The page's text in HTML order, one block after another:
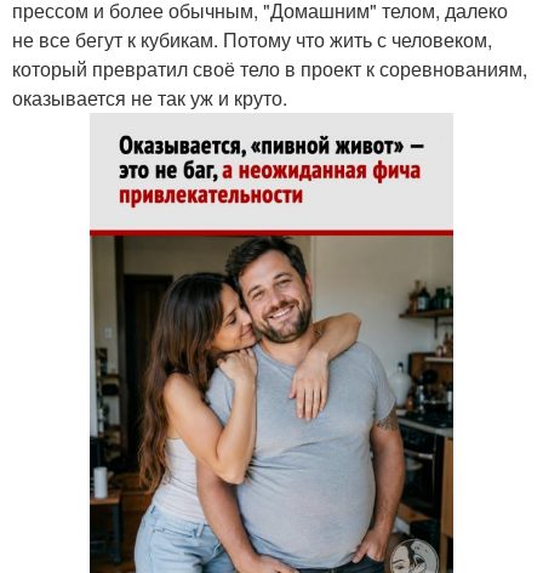
прессом и более обычным, "Домашним" телом, далеко
не все бегут к кубикам. Потому что жить с человеком,
который превратил своё тело в проект к соревнованиям,
оказывается не так уж и круто.